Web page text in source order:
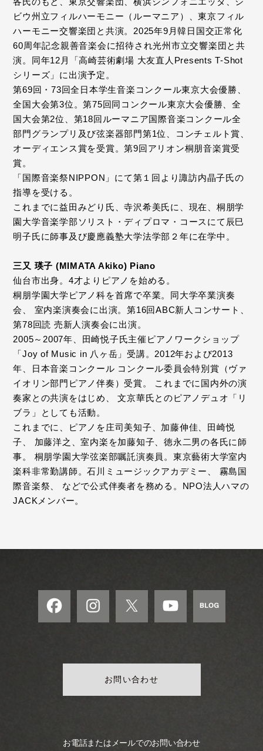
ビウ州立フィルハーモニー（ルーマニア）、東京フィル
ハーモニー交響楽団と共演。2025年9月韓日国交正常化
60周年記念親善音楽会に招待され光州市立交響楽団と共
演。同年12月「高崎芸術劇場 大友直人Presents T-Shot
シリーズ」に出演予定。
第69回・73回全日本学生音楽コンクール東京大会優勝、
全国大会第3位。第75回同コンクール東京大会優勝、全
国大会第2位、第18回ルーマニア国際音楽コンクール全
部門グランプリ及び弦楽器部門第1位、コンチェルト賞、
オーディエンス賞を受賞。第9回アリオン桐朋音楽賞受
賞。
「国際音楽祭NIPPON」にて第１回より諏訪内晶子氏の
指導を受ける。
これまでに益田みどり氏、寺沢希美氏に、現在、桐朋学
園大学音楽学部ソリスト・ディプロマ・コースにて辰巳
明子氏に師事及び慶應義塾大学法学部２年に在学中。
三又 瑛子 (MIMATA Akiko) Piano
仙台市出身。4才よりピアノを始める。
桐朋学園大学ピアノ科を首席で卒業。同大学卒業演奏
会、 室内楽演奏会に出演。第16回ABC新人コンサート、
第78回読 売新人演奏会に出演。
2005～2007年、田崎悦子氏主催ピアノワークショップ
「Joy of Music in 八ヶ岳」受講。2012年および2013
年、日本音楽コンクール コンクール委員会特別賞（ヴァ
イオリン部門ピアノ伴奏）受賞。 これまでに国内外の演
奏家との共演をはじめ、 文京華氏とのピアノデュオ「リ
ブラ」としても活動。
これまでに、ピアノを庄司美知子、加藤伸佳、田崎悦
子、 加藤洋之、室内楽を加藤知子、徳永二男の各氏に師
事。 桐朋学園大学弦楽部嘱託演奏員。東京藝術大学室内
楽科非常勤講師。石川ミュージックアカデミー、 霧島国
際音楽祭、 などで公式伴奏者を務める。NPO法人ハマの
JACKメンバー。
お問い合わせ
お電話またはメールでのお問い合わせ